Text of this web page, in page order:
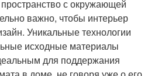
с окружающей
важно, чтобы интерьер
Уникальные технологии
исходные материалы
для поддержания